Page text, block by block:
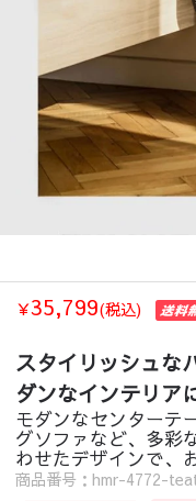
￥35,799(税込)
スタイリッシュな
ダンなインテリ
モダンなセンターテ
グソファなど、多彩
わせたデザインで、
商品番号：hmr-4772-